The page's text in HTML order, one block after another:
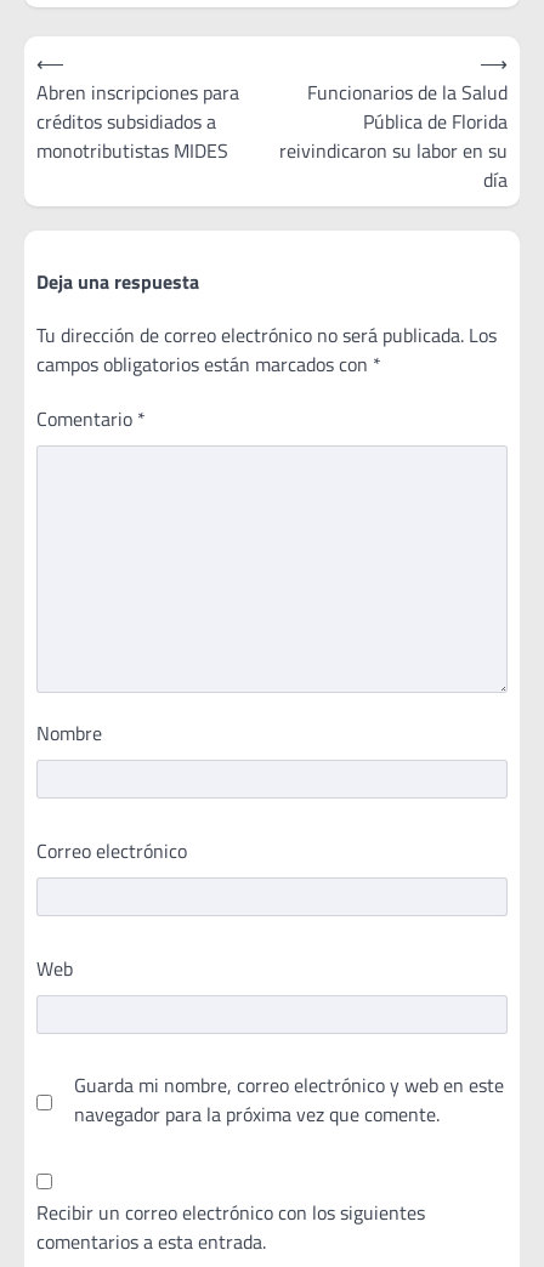
Navegación
de
entradas
⟵
Abren inscripciones para
créditos subsidiados a
monotributistas MIDES
Funcionarios de la Salud
Pública de Florida
reivindicaron su labor en su
día
⟶
Deja una respuesta
Tu dirección de correo electrónico no será publicada. Los
campos obligatorios están marcados con *
Comentario *
Nombre
Correo electrónico
Web
Guarda mi nombre, correo electrónico y web en este
navegador para la próxima vez que comente.
Recibir un correo electrónico con los siguientes
comentarios a esta entrada.